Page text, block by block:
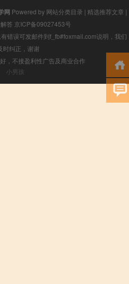
网 Powered by 网站分类目录 | 精选推荐文章 |
答 京ICP备09027453号
错误可发邮件到f_fb#foxmail.com说明，我们
时纠正，谢谢
，不接盈利性广告及商业合作
小男孩